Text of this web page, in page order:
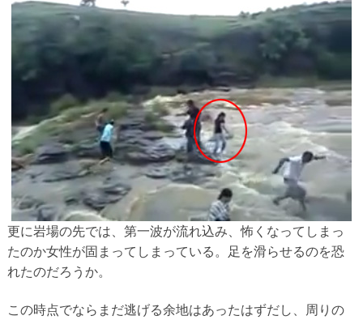
更に岩場の先では、第一波が流れ込み、怖くなってしまっ
たのか女性が固まってしまっている。足を滑らせるのを恐
れたのだろうか。
この時点でならまだ逃げる余地はあったはずだし、周りの